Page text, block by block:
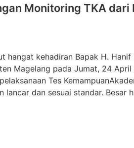
Monitoring TKA dari
hangat kehadiran Bapak H. Hanif
Magelang pada Jumat, 24
Tes
dan sesuai standar. Besar